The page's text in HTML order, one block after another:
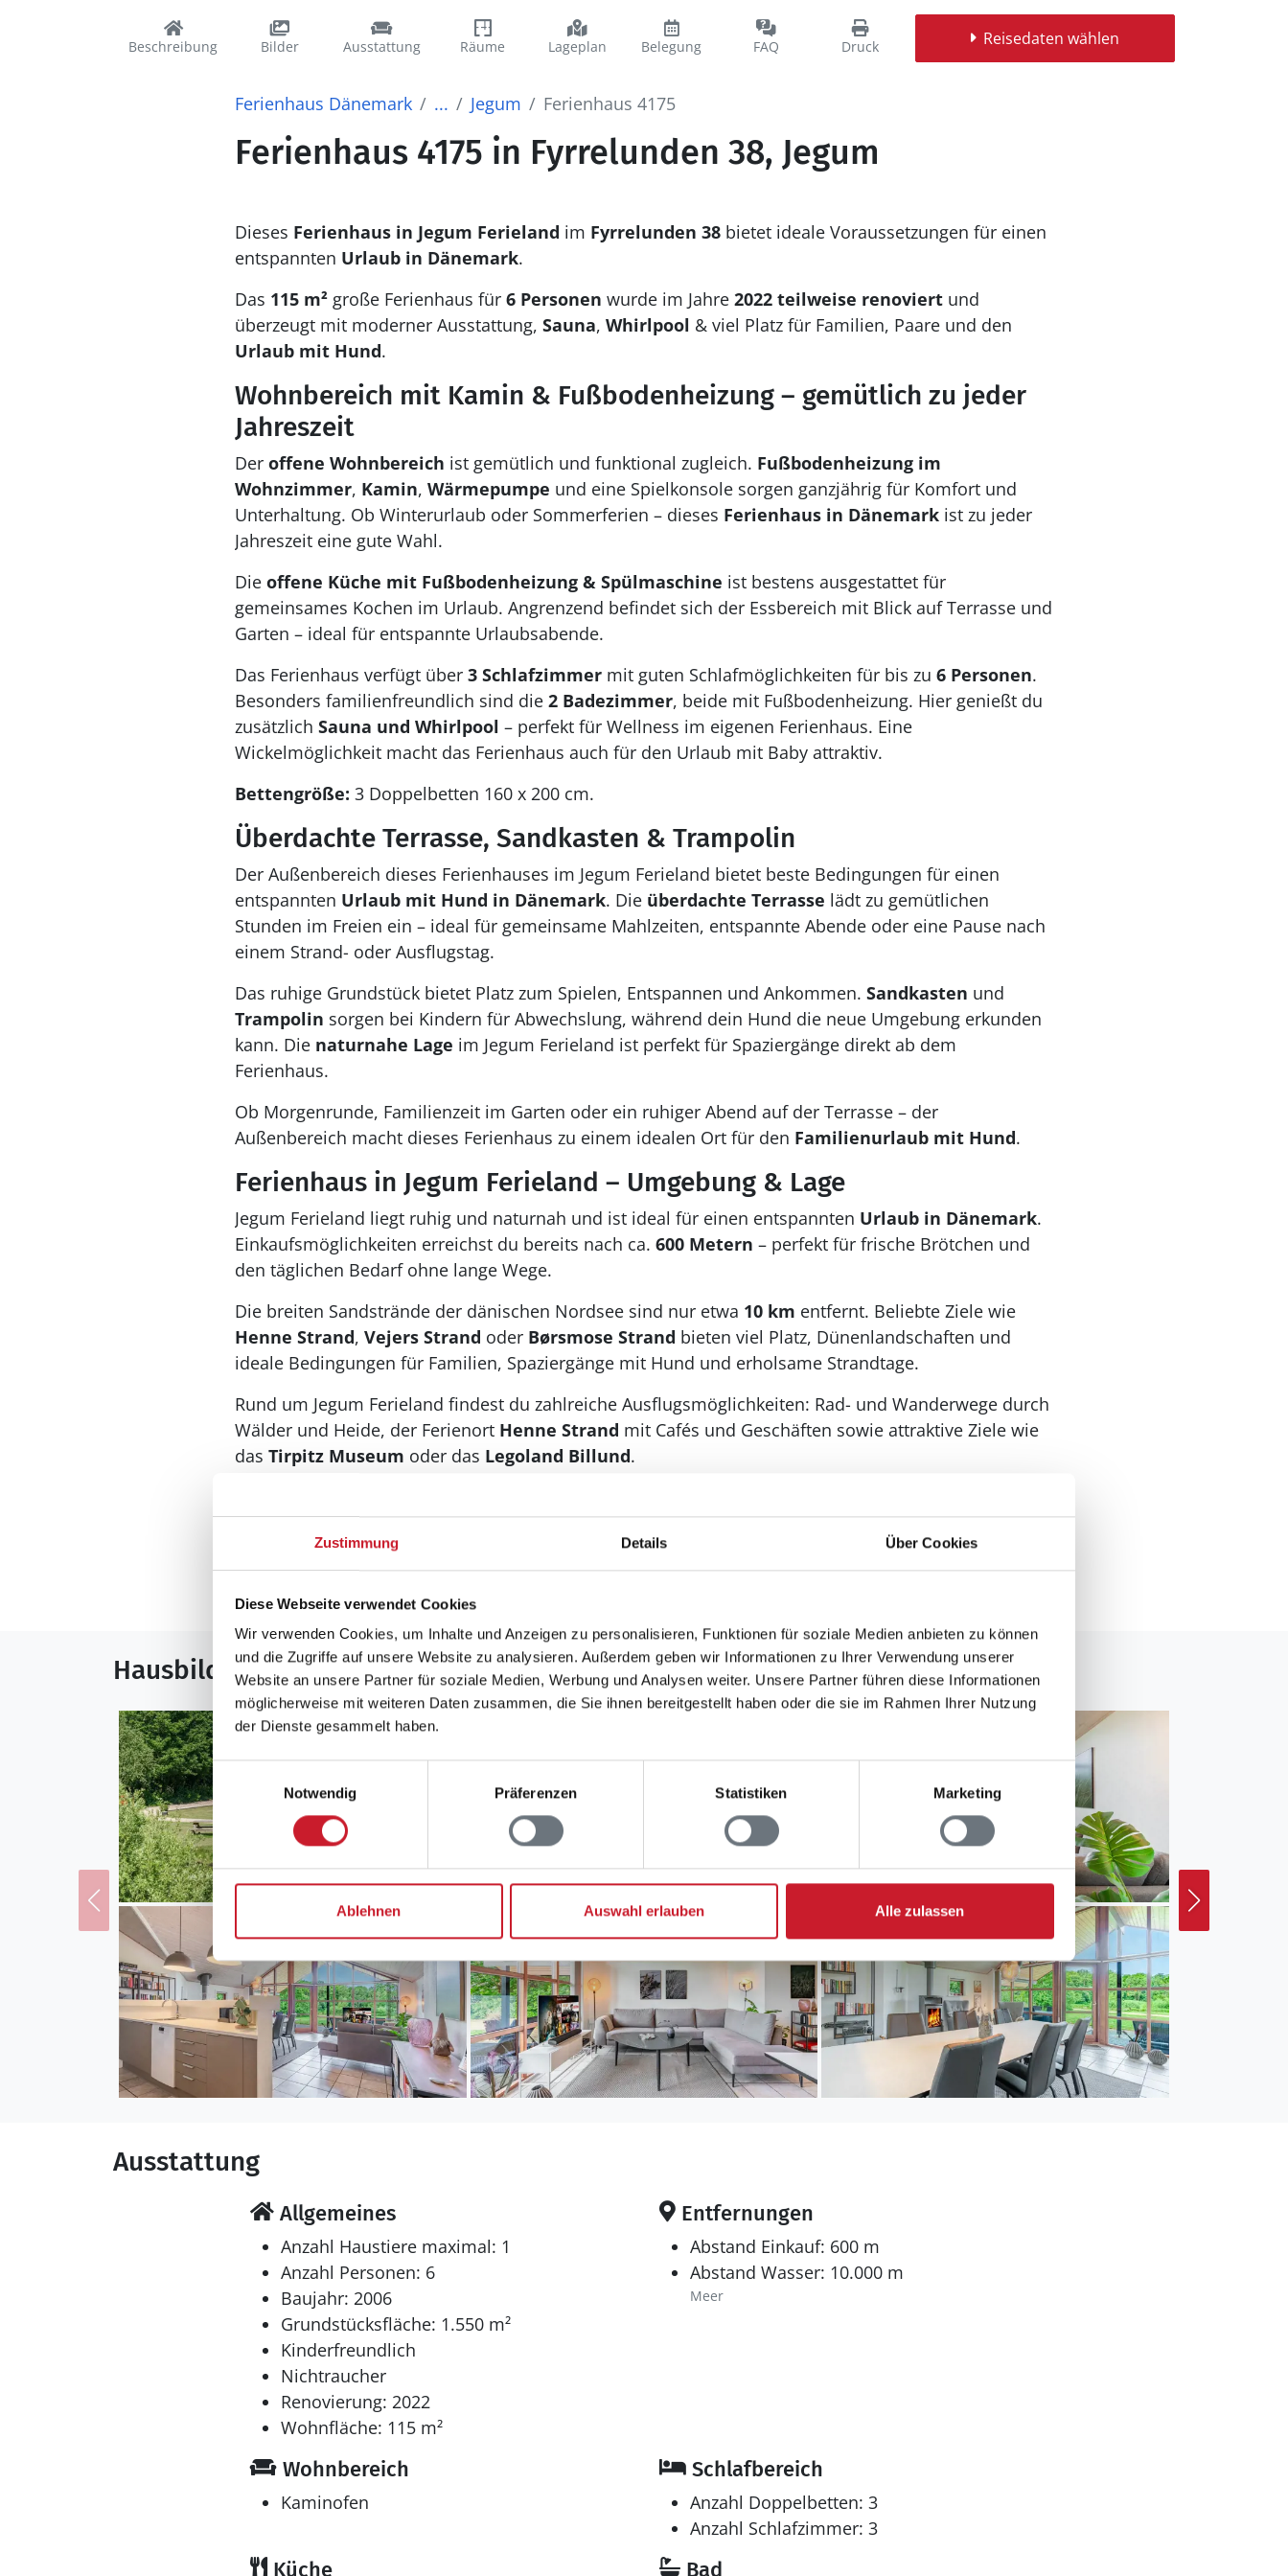
Zustimmung Details Über Cookies
Diese Webseite verwendet Cookies
Wir verwenden Cookies, um Inhalte und Anzeigen zu personalisieren, Funktionen für soziale Medien anbieten zu können
und die Zugriffe auf unsere Website zu analysieren. Außerdem geben wir Informationen zu Ihrer Verwendung unserer
Website an unsere Partner für soziale Medien, Werbung und Analysen weiter. Unsere Partner führen diese Informationen
möglicherweise mit weiteren Daten zusammen, die Sie ihnen bereitgestellt haben oder die sie im Rahmen Ihrer Nutzung
der Dienste gesammelt haben.
Einwilligungsauswahl
Notwendig
Präferenzen Statistiken Marketing
Ablehnen Auswahl erlauben Alle zulassen
Beschreibung Bilder Ausstattung Räume Lageplan Belegung FAQ Druck Reisedaten wählen
Ferienhaus Dänemark ... Jegum Ferienhaus 4175
Ferienhaus 4175 in Fyrrelunden 38, Jegum
Dieses Ferienhaus in Jegum Ferieland im Fyrrelunden 38bietet ideale Voraussetzungen für einen
entspannten Urlaub in Dänemark.
Das 115 m²große Ferienhaus für 6 Personen wurde im Jahre 2022 teilweise renoviertund
überzeugt mit moderner Ausstattung, Sauna, Whirlpool & viel Platz für Familien, Paare und den
Urlaub mit Hund.
Wohnbereich mit Kamin & Fußbodenheizung – gemütlich zu jeder
Jahreszeit
Der offene Wohnbereich ist gemütlich und funktional zugleich. Fußbodenheizung im
Wohnzimmer, Kamin, Wärmepumpe und eine Spielkonsole sorgen ganzjährig für Komfort und
Unterhaltung. Ob Winterurlaub oder Sommerferien – dieses Ferienhaus in Dänemarkist zu jeder
Jahreszeit eine gute Wahl.
Die offene Küche mit Fußbodenheizung & Spülmaschine ist bestens ausgestattet für
gemeinsames Kochen im Urlaub. Angrenzend befindet sich der Essbereich mit Blick auf Terrasse und
Garten – ideal für entspannte Urlaubsabende.
Das Ferienhaus verfügt über 3 Schlafzimmermit guten Schlafmöglichkeiten für bis zu 6 Personen.
Besonders familienfreundlich sind die 2 Badezimmer, beide mit Fußbodenheizung. Hier genießt du
zusätzlich Sauna und Whirlpool – perfekt für Wellness im eigenen Ferienhaus. Eine
Wickelmöglichkeit macht das Ferienhaus auch für den Urlaub mit Baby attraktiv.
Bettengröße: 3 Doppelbetten 160 x 200 cm.
Überdachte Terrasse, Sandkasten & Trampolin
Der Außenbereich dieses Ferienhauses im Jegum Ferieland bietet beste Bedingungen für einen
entspannten Urlaub mit Hund in Dänemark. Die überdachte Terrasse lädt zu gemütlichen
Stunden im Freien ein – ideal für gemeinsame Mahlzeiten, entspannte Abende oder eine Pause nach
einem Strand- oder Ausflugstag.
Das ruhige Grundstück bietet Platz zum Spielen, Entspannen und Ankommen. Sandkasten und
Trampolin sorgen bei Kindern für Abwechslung, während dein Hund die neue Umgebung erkunden
kann. Die naturnahe Lage im Jegum Ferieland ist perfekt für Spaziergänge direkt ab dem
Ferienhaus.
Ob Morgenrunde, Familienzeit im Garten oder ein ruhiger Abend auf der Terrasse – der
Außenbereich macht dieses Ferienhaus zu einem idealen Ort für den Familienurlaub mit Hund.
Ferienhaus in Jegum Ferieland – Umgebung & Lage
Jegum Ferieland liegt ruhig und naturnah und ist ideal für einen entspannten Urlaub in Dänemark.
Einkaufsmöglichkeiten erreichst du bereits nach ca. 600 Metern – perfekt für frische Brötchen und
den täglichen Bedarf ohne lange Wege.
Die breiten Sandstrände der dänischen Nordsee sind nur etwa 10 km entfernt. Beliebte Ziele wie
Henne Strand, Vejers Strand oder Børsmose Strand bieten viel Platz, Dünenlandschaften und
ideale Bedingungen für Familien, Spaziergänge mit Hund und erholsame Strandtage.
Rund um Jegum Ferieland findest du zahlreiche Ausflugsmöglichkeiten: Rad- und Wanderwege durch
Wälder und Heide, der Ferienort Henne Strand mit Cafés und Geschäften sowie attraktive Ziele wie
das Tirpitz Museum oder das Legoland Billund.
Strand, Natur und Erlebnisse in Westjütland.
Hausbilder
Ausstattung
Allgemeines
Anzahl Haustiere maximal: 1
Anzahl Personen: 6
Baujahr: 2006
Grundstücksfläche: 1.550 m²
Kinderfreundlich
Nichtraucher
Renovierung: 2022
Wohnfläche: 115 m²
Entfernungen
Abstand Einkauf: 600 m
Abstand Wasser: 10.000 m
Meer
Wohnbereich
Kaminofen
Schlafbereich
Anzahl Doppelbetten: 3
Anzahl Schlafzimmer: 3
Küche Bad